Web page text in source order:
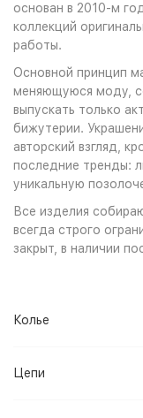
основан в 2010-м
коллекций
работы.
Основной принцип
меняющуюся моду,
выпускать только
бижутерии.
авторский взгляд,
последние тренды:
уникальную
Все изделия
всегда строго
закрыт, в наличии
Колье
Цепи